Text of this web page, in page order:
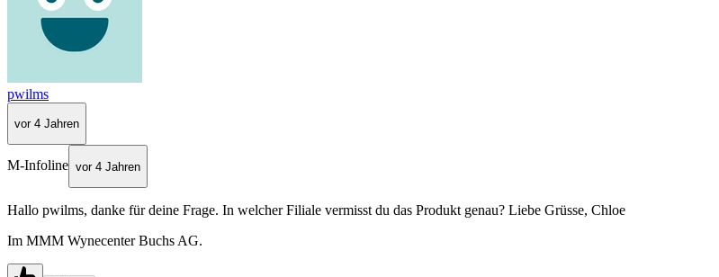
pwilms
vor 4 Jahren
M-Infoline vor 4 Jahren
Hallo pwilms, danke für deine Frage. In welcher Filiale vermisst du das Produkt genau? Liebe Grüsse, Chloe
Im MMM Wynecenter Buchs AG.